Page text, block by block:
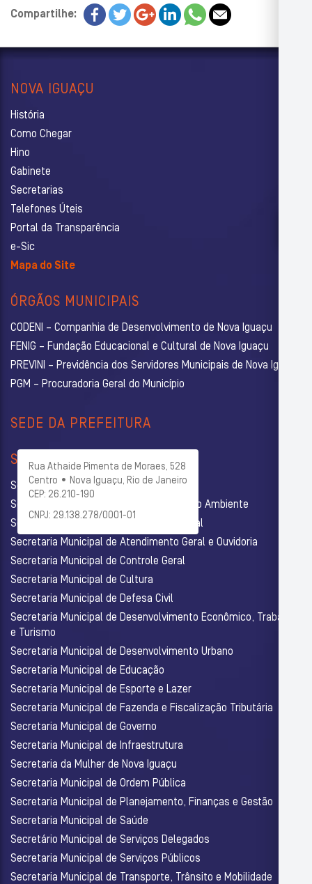
Compartilhe:
NOVA IGUAÇU
História
Como Chegar
Hino
Gabinete
Secretarias
Telefones Úteis
Portal da Transparência
e-Sic
Mapa do Site
ÓRGÃOS MUNICIPAIS
CODENI – Companhia de Desenvolvimento de Nova Iguaçu
FENIG – Fundação Educacional e Cultural de Nova Iguaçu
PREVINI – Previdência dos Servidores Municipais de Nova Iguaçu
PGM – Procuradoria Geral do Município
SEDE DA PREFEITURA
Rua Athaide Pimenta de Moraes, 528
Centro • Nova Iguaçu, Rio de Janeiro
CEP: 26.210-190
CNPJ: 29.138.278/0001-01
SECRETARIAS
Secretaria Municipal de Administração
Secretaria Municipal de Agricultura e Meio Ambiente
Secretaria Municipal de Assistência Social
Secretaria Municipal de Atendimento Geral e Ouvidoria
Secretaria Municipal de Controle Geral
Secretaria Municipal de Cultura
Secretaria Municipal de Defesa Civil
Secretaria Municipal de Desenvolvimento Econômico, Trabalho
e Turismo
Secretaria Municipal de Desenvolvimento Urbano
Secretaria Municipal de Educação
Secretaria Municipal de Esporte e Lazer
Secretaria Municipal de Fazenda e Fiscalização Tributária
Secretaria Municipal de Governo
Secretaria Municipal de Infraestrutura
Secretaria da Mulher de Nova Iguaçu
Secretaria Municipal de Ordem Pública
Secretaria Municipal de Planejamento, Finanças e Gestão
Secretaria Municipal de Saúde
Secretário Municipal de Serviços Delegados
Secretaria Municipal de Serviços Públicos
Secretaria Municipal de Transporte, Trânsito e Mobilidade